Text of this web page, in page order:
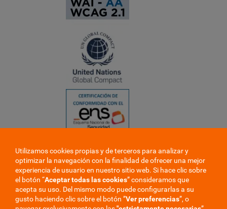
❮
❯
Utilizamos cookies propias y de terceros para analizar y
optimizar la navegación con la finalidad de ofrecer una mejor
experiencia de usuario en nuestro sitio web. Si hace clic sobre
el botón “Aceptar todas las cookies” consideramos que
acepta su uso. Del mismo modo puede configurarlas a su
gusto haciendo clic sobre el botón ”Ver preferencias”, o